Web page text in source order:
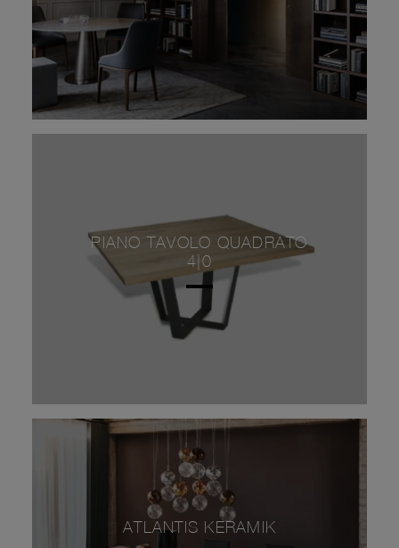
PIANO TAVOLO QUADRATO
4|0
ATLANTIS KERAMIK